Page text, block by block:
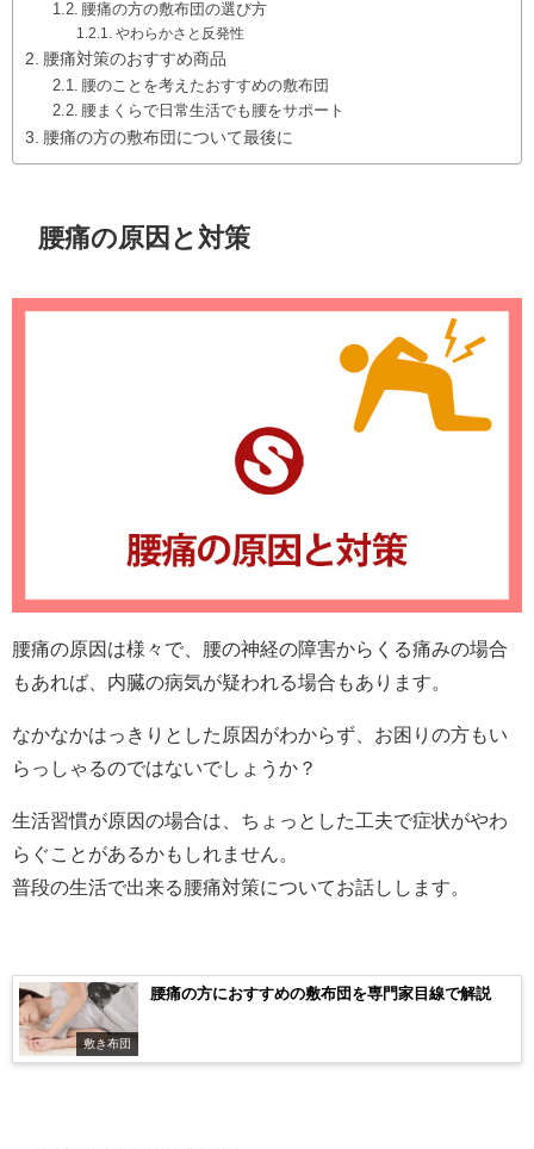
腰痛の方の敷布団の選び方
やわらかさと反発性
腰痛対策のおすすめ商品
腰のことを考えたおすすめの敷布団
腰まくらで日常生活でも腰をサポート
腰痛の方の敷布団について最後に
腰痛の原因と対策
腰痛の原因は様々で、腰の神経の障害からくる痛みの場合
もあれば、内臓の病気が疑われる場合もあります。
なかなかはっきりとした原因がわからず、お困りの方もい
らっしゃるのではないでしょうか？
生活習慣が原因の場合は、ちょっとした工夫で症状がやわ
らぐことがあるかもしれません。
普段の生活で出来る腰痛対策についてお話しします。
敷き布団
腰痛の方におすすめの敷布団を専門家目線で解説